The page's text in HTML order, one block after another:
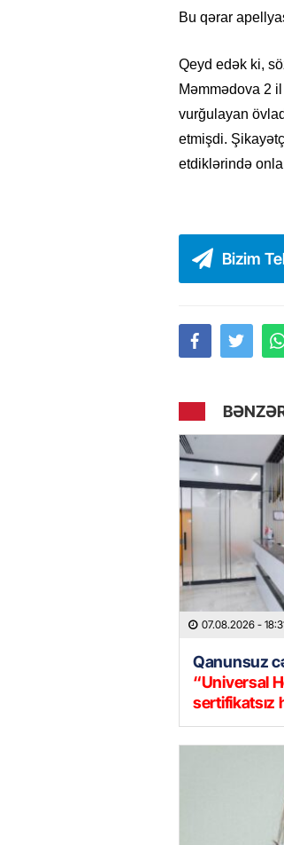
Bu qərar
Qeyd edək ki,
Məmmədova 2
vurğulayan
etmişdi.
etdiklərində
Bizim
07.08.2026 -
Qanunsuz
“Universal
sertifikatsız